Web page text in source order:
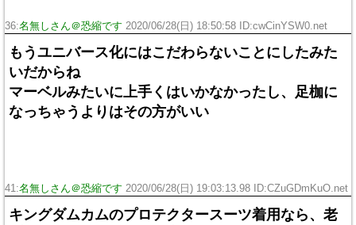
36:名無しさん＠恐縮です 2020/06/28(日) 18:50:58 ID:cwCinYSW0.net
もうユニバース化にはこだわらないことにしたみた
いだからね
マーベルみたいに上手くはいかなかったし、足枷に
なっちゃうよりはその方がいい
41:名無しさん＠恐縮です 2020/06/28(日) 19:03:13.98 ID:CZuGDmKuO.net
キングダムカムのプロテクタースーツ着用なら、老